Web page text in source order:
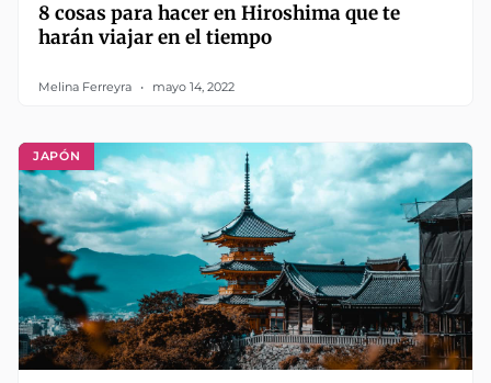
8 cosas para hacer en Hiroshima que te
harán viajar en el tiempo
Melina Ferreyra mayo 14, 2022
JAPÓN